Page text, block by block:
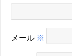
メール ※